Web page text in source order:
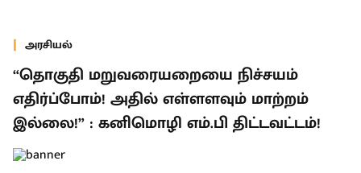
அரசியல்
“தொகுதி மறுவரையறையை நிச்சயம்
எதிர்ப்போம்! அதில் எள்ளளவும் மாற்றம்
இல்லை!” : கனிமொழி எம்.பி திட்டவட்டம்!